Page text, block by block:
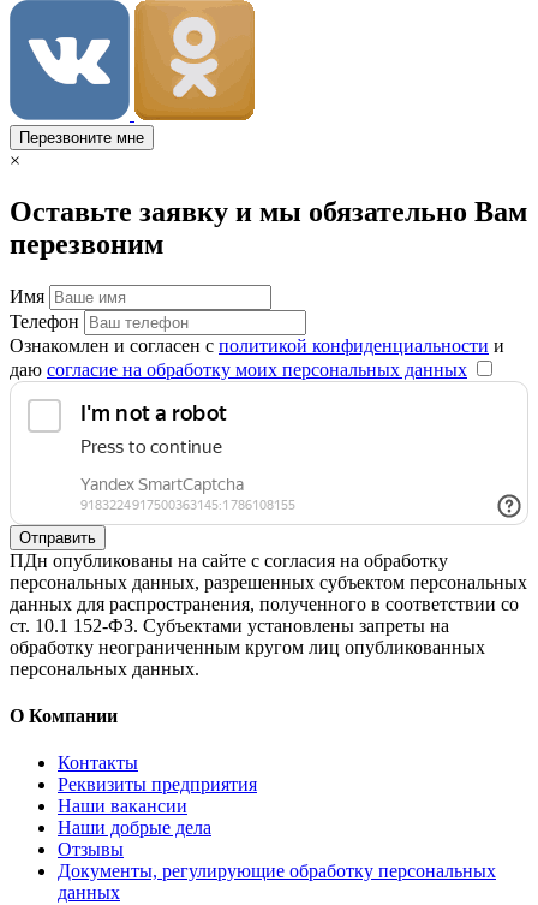
Перезвоните мне
×
Оставьте заявку и мы обязательно Вам
перезвоним
Имя
Телефон
Ознакомлен и согласен с политикой конфиденциальности и
даю согласие на обработку моих персональных данных
Отправить
ПДн опубликованы на сайте с согласия на обработку
персональных данных, разрешенных субъектом персональных
данных для распространения, полученного в соответствии со
ст. 10.1 152-ФЗ. Субъектами установлены запреты на
обработку неограниченным кругом лиц опубликованных
персональных данных.
О Компании
Контакты
Реквизиты предприятия
Наши вакансии
Наши добрые дела
Отзывы
Документы, регулирующие обработку персональных
данных